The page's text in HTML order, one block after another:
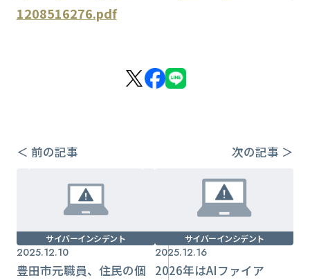
1208516276.pdf
＜ 前の記事 次の記事 ＞
サイバーインシデント
2025.12.10
豊田市元職員、住民の個
サイバーインシデント
2025.12.16
2026年はAIファイア